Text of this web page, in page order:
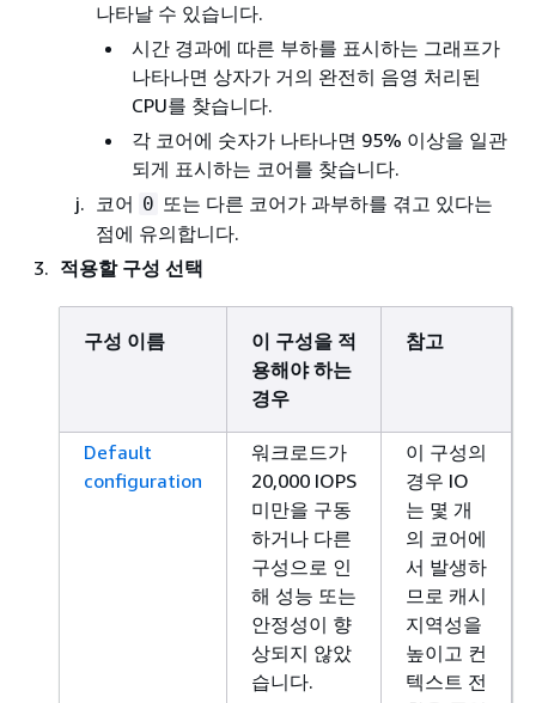
나타날 수 있습니다.
시간 경과에 따른 부하를 표시하는 그래프가
나타나면 상자가 거의 완전히 음영 처리된
CPU를 찾습니다.
각 코어에 숫자가 나타나면 95% 이상을 일관
되게 표시하는 코어를 찾습니다.
코어 0 또는 다른 코어가 과부하를 겪고 있다는
점에 유의합니다.
적용할 구성 선택
구성 이름
이 구성을 적
용해야 하는
경우
참고
Default
configuration
워크로드가
20,000 IOPS
미만을 구동
하거나 다른
구성으로 인
해 성능 또는
안정성이 향
상되지 않았
습니다.
이 구성의
경우 IO
는 몇 개
의 코어에
서 발생하
므로 캐시
지역성을
높이고 컨
텍스트 전